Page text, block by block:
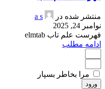
منتشر شده در
a s
نوامبر 24, 2025
فهرست علم تاب elmtab
ادامه مطلب
مرا بخاطر بسپار
ورود